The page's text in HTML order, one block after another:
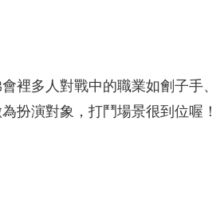
會裡多人對戰中的職業如劊子手、
扮演對象，打鬥場景很到位喔！